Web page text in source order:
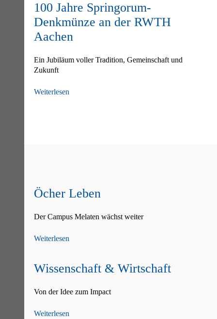
100 Jahre Springorum-
Denkmünze an der RWTH
Aachen
Ein Jubiläum voller Tradition, Gemeinschaft und
Zukunft
Weiterlesen
Öcher Leben
Der Campus Melaten wächst weiter
Weiterlesen
Wissenschaft & Wirtschaft
Von der Idee zum Impact
Weiterlesen